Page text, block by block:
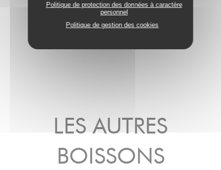
Politique de protection des données à caractère
personnel
Politique de gestion des cookies
69,00 EUR
Bout 75 cl
LES AUTRES
BOISSONS